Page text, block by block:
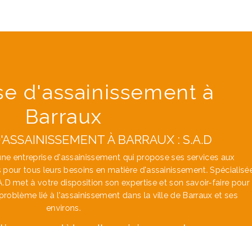
d'assainissement à
Barraux
À BARRAUX : S.A.D
entreprise d'assainissement qui propose ses services aux
tous leurs besoins en matière d'assainissement.
met à votre disposition son expertise et son savoir-faire pour
lié à l'assainissement dans la ville de Barraux et ses
environs.